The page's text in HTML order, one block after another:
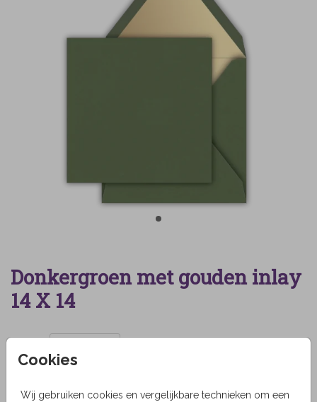
Cookies
Wij gebruiken cookies en vergelijkbare technieken om een
Donkergroen met gouden inlay
14 X 14